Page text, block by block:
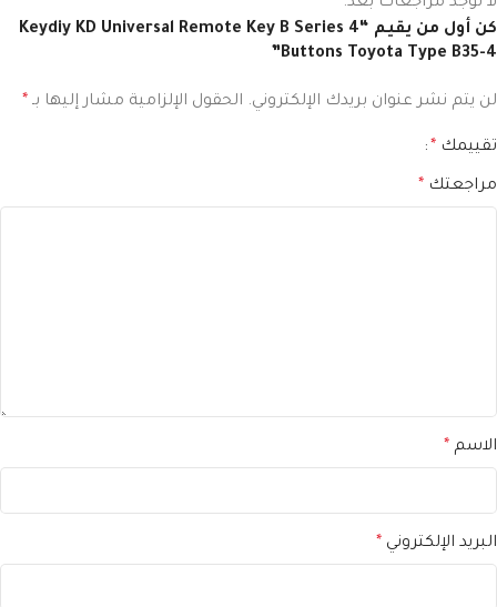
كن أول من يقيم “Keydiy KD Universal Remote Key B Series 4
Buttons Toyota Type B35-4”
لن يتم نشر عنوان بريدك الإلكتروني. الحقول الإلزامية مشار إليها بـ *
تقييمك *
مراجعتك *
الاسم *
البريد الإلكتروني *